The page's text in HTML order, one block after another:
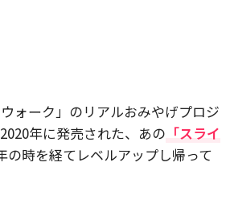
ォーク」のリアルおみやげプロジ
年に発売された、あの 「スライ
の時を経てレベルアップし帰って